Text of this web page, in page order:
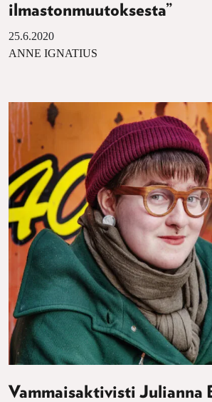
ilmastonmuutoksesta”
25.6.2020
ANNE IGNATIUS
Vammaisaktivisti Julianna